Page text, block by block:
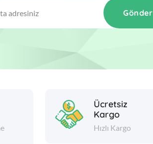
Gönder
Ücretsiz
Kargo
Hızlı Kargo